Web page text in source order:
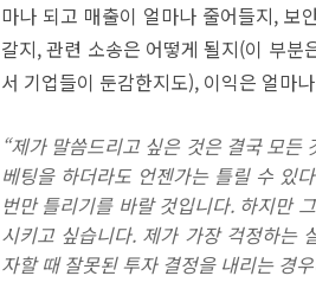
마나 되고 매출이 얼마나 줄어들지, 보
갈지, 관련 소송은 어떻게 될지(이 부
서 기업들이 둔감한지도), 이익은 얼마
“제가 말씀드리고 싶은 것은 결국 모
베팅을 하더라도 언젠가는 틀릴 수 있
번만 틀리기를 바랄 것입니다. 하지만
시키고 싶습니다. 제가 가장 걱정하는
자할 때 잘못된 투자 결정을 내리는 경